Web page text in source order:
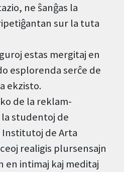
ne ŝanĝas la
sur la tuta
estas mergitaj en
esplorenda serĉe de
ekzisto.
de la reklam-
studentoj de
Institutoj de Arta
realigis plursensajn
intimaj kaj meditaj